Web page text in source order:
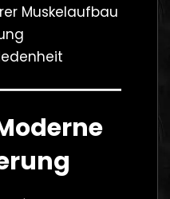
Muskelaufbau